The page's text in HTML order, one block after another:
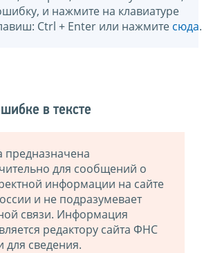
и нажмите на клавиатуре
Ctrl + Enter или нажмите сюда.
в тексте
для сообщений о
информации на сайте
и не подразумевает
связи. Информация
редактору сайта ФНС
для сведения.